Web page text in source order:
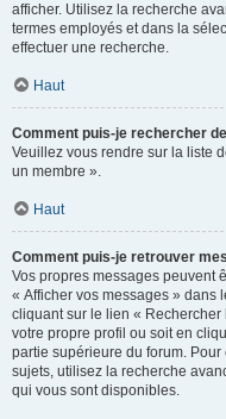
afficher. Utilisez la recherche
termes employés et dans la
effectuer une recherche.
Haut
Comment puis-je rechercher
Veuillez vous rendre sur la liste
un membre ».
Haut
Comment puis-je retrouver
Vos propres messages peuvent
« Afficher vos messages » dans
cliquant sur le lien « Rechercher
votre propre profil ou soit en
partie supérieure du forum.
sujets, utilisez la recherche
qui vous sont disponibles.